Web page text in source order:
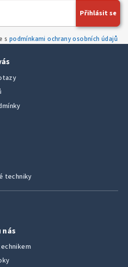
s podmínkami ochrany osobních údajů
Přihlásit se
techniky